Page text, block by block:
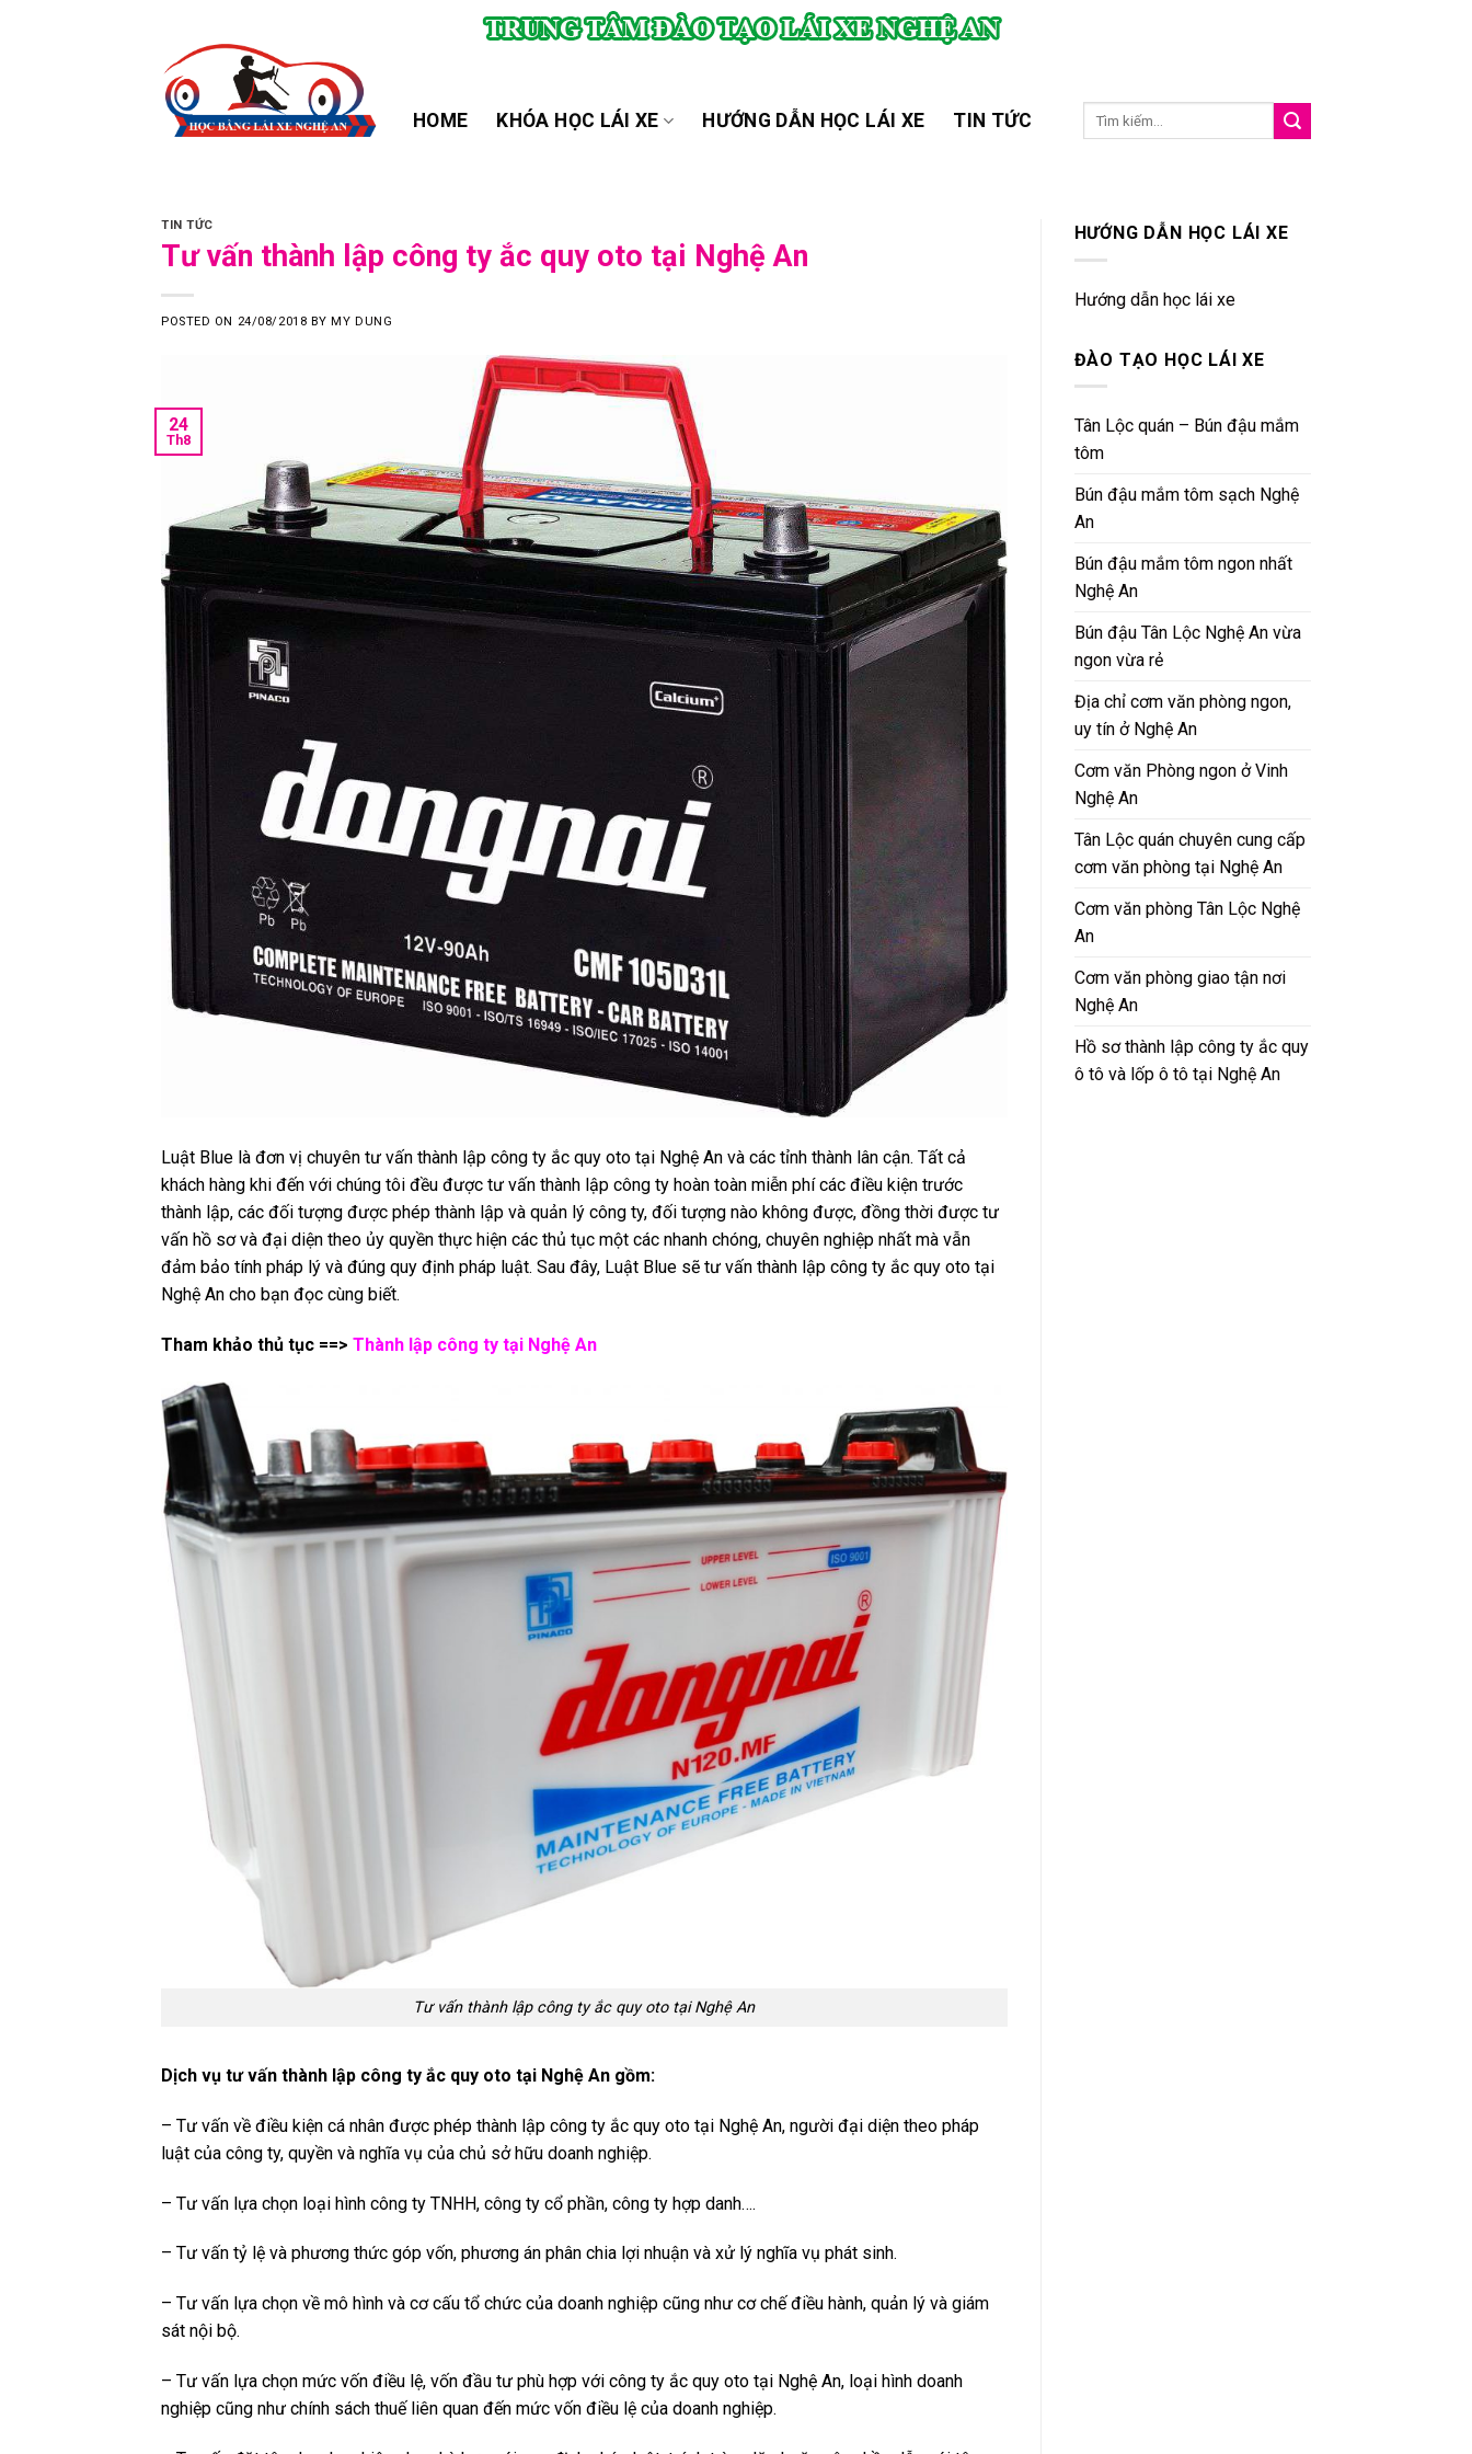
HOME KHÓA HỌC LÁI XE HƯỚNG DẪN HỌC LÁI XE TIN TỨC
TIN TỨC
Tư vấn thành lập công ty ắc quy oto tại Nghệ An
POSTED ON 24/08/2018 BYMY DUNG
24
Th8
Luật Blue là đơn vị chuyên tư vấn thành lập công ty ắc quy oto tại Nghệ An và các tỉnh thành lân cận. Tất cả
khách hàng khi đến với chúng tôi đều được tư vấn thành lập công ty hoàn toàn miễn phí các điều kiện trước
thành lập, các đối tượng được phép thành lập và quản lý công ty, đối tượng nào không được, đồng thời được tư
vấn hồ sơ và đại diện theo ủy quyền thực hiện các thủ tục một các nhanh chóng, chuyên nghiệp nhất mà vẫn
đảm bảo tính pháp lý và đúng quy định pháp luật. Sau đây, Luật Blue sẽ tư vấn thành lập công ty ắc quy oto tại
Nghệ An cho bạn đọc cùng biết.
Tham khảo thủ tục ==> Thành lập công ty tại Nghệ An
Tư vấn thành lập công ty ắc quy oto tại Nghệ An
Dịch vụ tư vấn thành lập công ty ắc quy oto tại Nghệ An gồm:
– Tư vấn về điều kiện cá nhân được phép thành lập công ty ắc quy oto tại Nghệ An, người đại diện theo pháp
luật của công ty, quyền và nghĩa vụ của chủ sở hữu doanh nghiệp.
– Tư vấn lựa chọn loại hình công ty TNHH, công ty cổ phần, công ty hợp danh….
– Tư vấn tỷ lệ và phương thức góp vốn, phương án phân chia lợi nhuận và xử lý nghĩa vụ phát sinh.
– Tư vấn lựa chọn về mô hình và cơ cấu tổ chức của doanh nghiệp cũng như cơ chế điều hành, quản lý và giám
sát nội bộ.
– Tư vấn lựa chọn mức vốn điều lệ, vốn đầu tư phù hợp với công ty ắc quy oto tại Nghệ An, loại hình doanh
nghiệp cũng như chính sách thuế liên quan đến mức vốn điều lệ của doanh nghiệp.
HƯỚNG DẪN HỌC LÁI XE
Hướng dẫn học lái xe
ĐÀO TẠO HỌC LÁI XE
Tân Lộc quán – Bún đậu mắm
tôm
Bún đậu mắm tôm sạch Nghệ
An
Bún đậu mắm tôm ngon nhất
Nghệ An
Bún đậu Tân Lộc Nghệ An vừa
ngon vừa rẻ
Địa chỉ cơm văn phòng ngon,
uy tín ở Nghệ An
Cơm văn Phòng ngon ở Vinh
Nghệ An
Tân Lộc quán chuyên cung cấp
cơm văn phòng tại Nghệ An
Cơm văn phòng Tân Lộc Nghệ
An
Cơm văn phòng giao tận nơi
Nghệ An
Hồ sơ thành lập công ty ắc quy
ô tô và lốp ô tô tại Nghệ An